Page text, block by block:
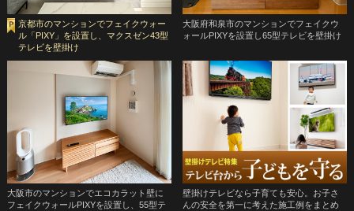
京都市のマンションでフェイクウォー
ル「PIXY」を設置し、マクスゼン43型
テレビを壁掛け
大阪府和泉市のマンションでフェイクウ
ォールPIXYを設置し65型テレビを壁掛け
大阪市のマンションでエコカラット壁に
フェイクウォールPIXYを設置し、55型テ
壁掛けテレビなら子育ても安心。お子さ
んの安全を第一に考えた施工例をまとめ